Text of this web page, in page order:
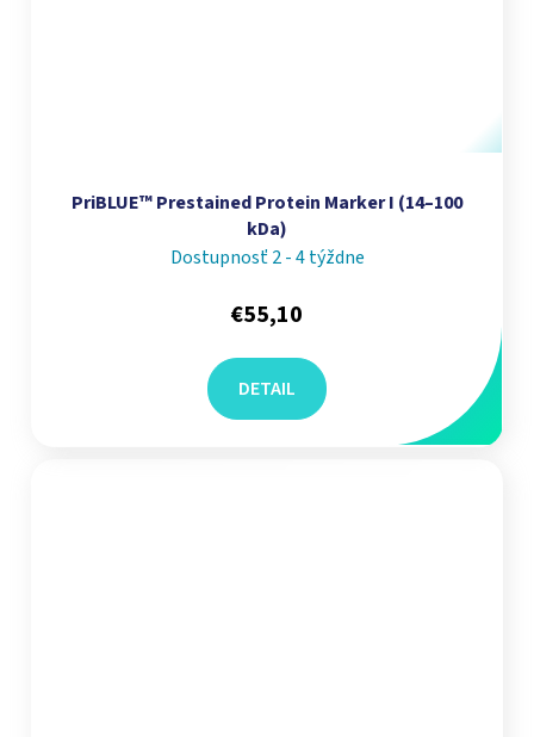
PriBLUE™ Prestained Protein Marker I (14–100
kDa)
Dostupnosť 2 - 4 týždne
€55,10
DETAIL